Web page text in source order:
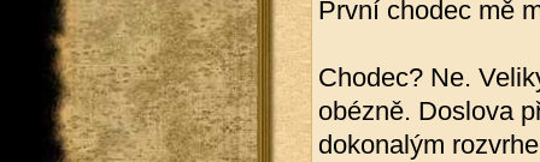
První chodec mě
Chodec? Ne.
obézně. Doslova
dokonalým